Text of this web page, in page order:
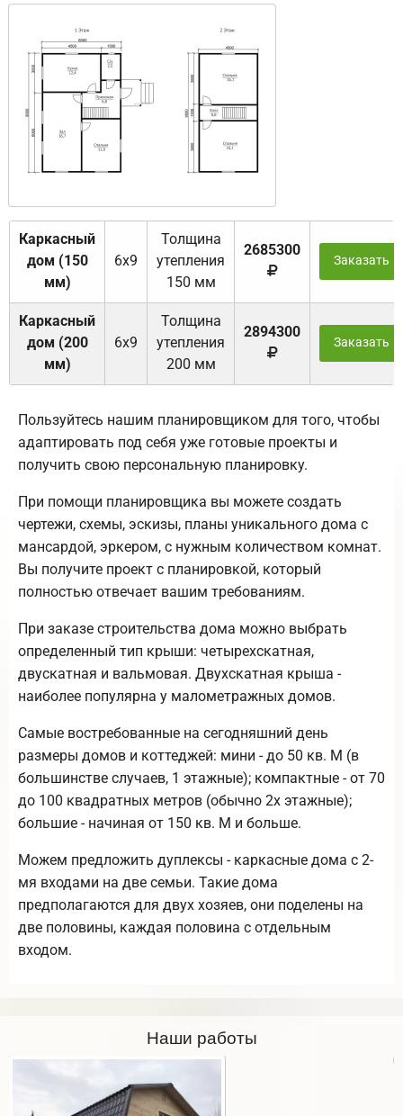
Каркасный
дом (150
мм)
6х9
Толщина
утепления
150 мм
2685300
Заказать
Каркасный
дом (200
мм)
6х9
Толщина
утепления
200 мм
2894300
Заказать
Пользуйтесь нашим планировщиком для того, чтобы
адаптировать под себя уже готовые проекты и
получить свою персональную планировку.
При помощи планировщика вы можете создать
чертежи, схемы, эскизы, планы уникального дома с
мансардой, эркером, с нужным количеством комнат.
Вы получите проект с планировкой, который
полностью отвечает вашим требованиям.
При заказе строительства дома можно выбрать
определенный тип крыши: четырехскатная,
двускатная и вальмовая. Двухскатная крыша -
наиболее популярна у малометражных домов.
Самые востребованные на сегодняшний день
размеры домов и коттеджей: мини - до 50 кв. М (в
большинстве случаев, 1 этажные); компактные - от 70
до 100 квадратных метров (обычно 2х этажные);
большие - начиная от 150 кв. М и больше.
Можем предложить дуплексы - каркасные дома с 2-
мя входами на две семьи. Такие дома
предполагаются для двух хозяев, они поделены на
две половины, каждая половина с отдельным
входом.
Наши работы